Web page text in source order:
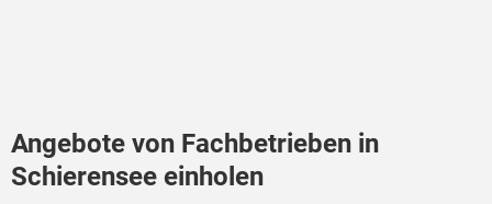
Angebote von Fachbetrieben in
Schierensee einholen